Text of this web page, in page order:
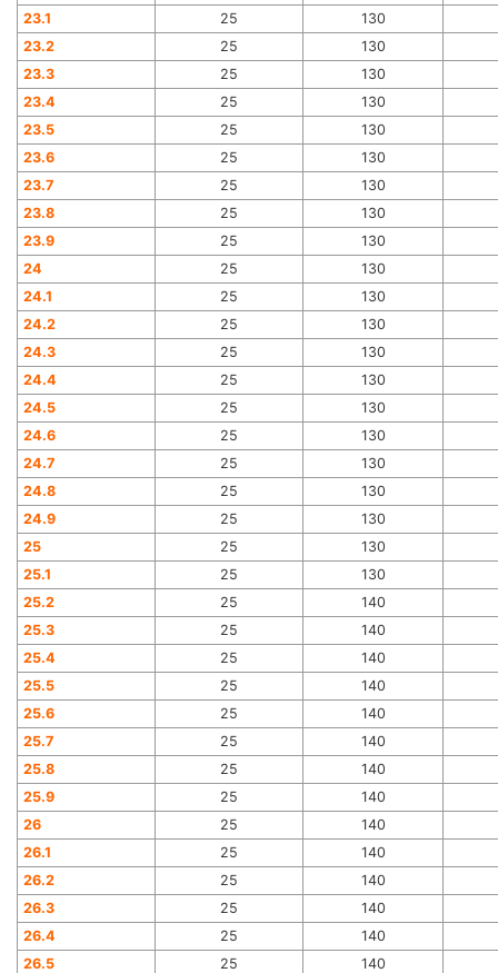
23.1
25
130
23.2
25
130
23.3
25
130
23.4
25
130
23.5
25
130
23.6
25
130
23.7
25
130
23.8
25
130
23.9
25
130
24
25
130
24.1
25
130
24.2
25
130
24.3
25
130
24.4
25
130
24.5
25
130
24.6
25
130
24.7
25
130
24.8
25
130
24.9
25
130
25
25
130
25.1
25
130
25.2
25
140
25.3
25
140
25.4
25
140
25.5
25
140
25.6
25
140
25.7
25
140
25.8
25
140
25.9
25
140
26
25
140
26.1
25
140
26.2
25
140
26.3
25
140
26.4
25
140
26.5
25
140